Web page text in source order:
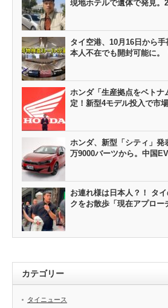
現地ホテルで遺体で発見。
タイ空港、10月16日から手
本人不在でも開封可能に。
ホンダ「生産拠点をベトナ
定！新型4モデル投入で市場
ホンダ、新型「シティ」発
万9000バーツから。中国EV
お連れ様は日本人？！ タ
クをお散歩「現在アプロー
カテゴリー
タイニュース